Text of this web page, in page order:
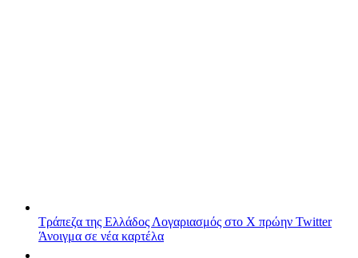
Τράπεζα της Ελλάδος Λογαριασμός στο X πρώην Twitter
Άνοιγμα σε νέα καρτέλα